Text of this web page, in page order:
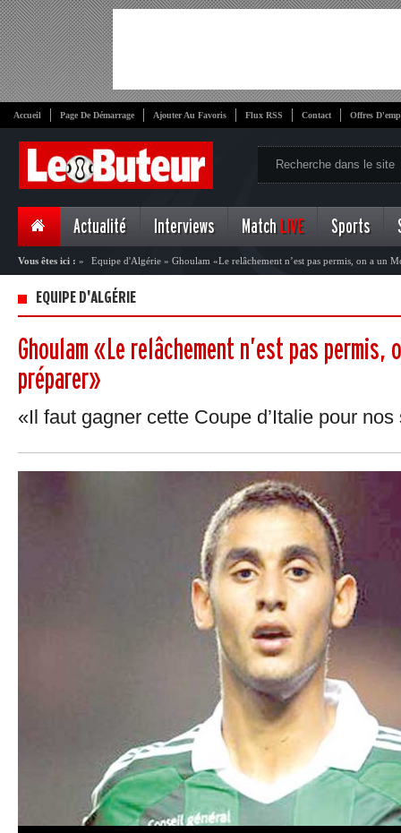
Accueil Page De Démarrage Ajouter Au Favoris Flux RSS Contact Offres
Actualité Interviews Match LIVE Sports
Vous êtes ici : » Equipe d'Algérie » Ghoulam «Le relâchement n’est pas permis, on a un
EQUIPE D'ALGÉRIE
Ghoulam «Le relâchement n’est pas permis,
préparer»
«Il faut gagner cette Coupe d’Italie pour